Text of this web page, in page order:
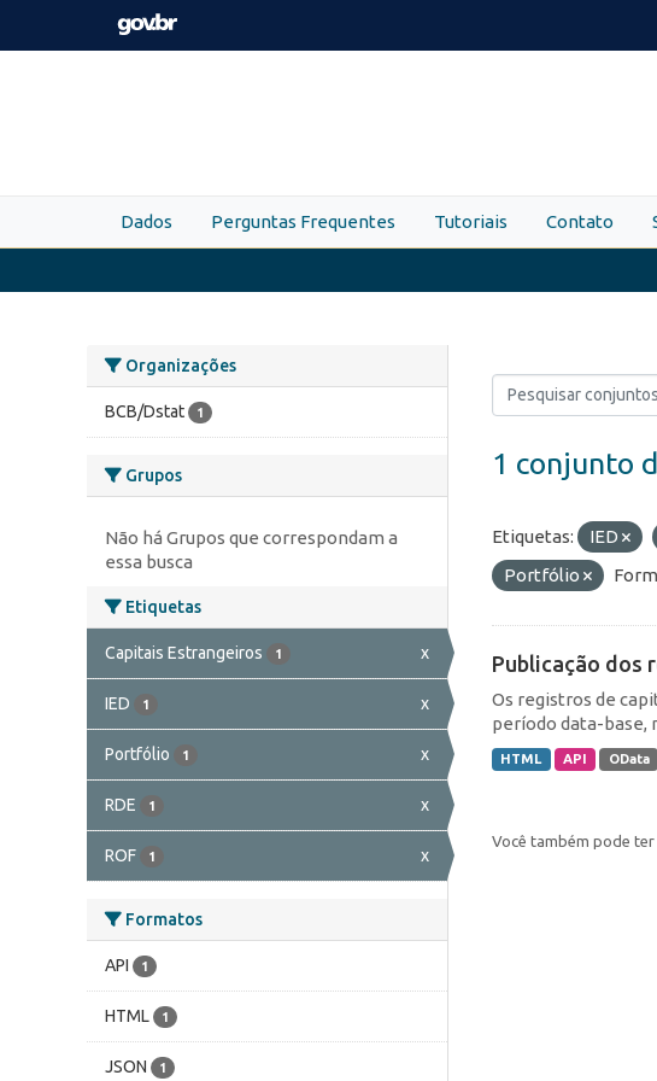
Skip to main content
Dados Perguntas Frequentes Tutoriais Contato
Organizações
BCB/Dstat 1
Grupos
Não há Grupos que correspondam a
essa busca
Etiquetas
Capitais Estrangeiros 1 x
IED 1 x
Portfólio 1 x
RDE 1 x
ROF 1 x
Formatos
API 1
HTML 1
JSON 1
1 conjunto
Etiquetas: IED
Portfólio
Publicação dos
Os registros de
período data-base,
HTML API OData
Você também pode ter